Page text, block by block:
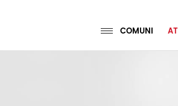
COMUNI